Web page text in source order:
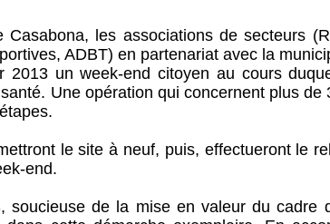
les associations de secteurs
ADBT) en partenariat avec la
un week-end citoyen au cours
Une opération qui concernent plus de
le site à neuf, puis, effectueront le
end.
soucieuse de la mise en valeur du cadre